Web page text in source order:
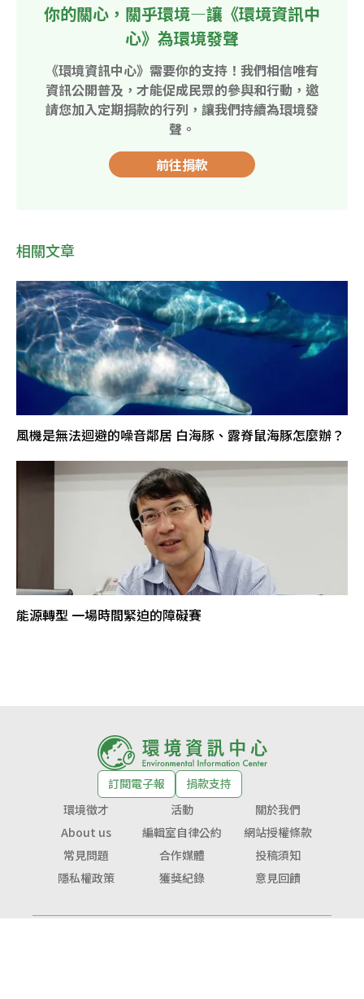
你的關心，關乎環境—讓《環境資訊中
心》為環境發聲
《環境資訊中心》需要你的支持！我們相信唯有
資訊公開普及，才能促成民眾的參與和行動，邀
請您加入定期捐款的行列，讓我們持續為環境發
聲。
前往捐款
相關文章
風機是無法迴避的噪音鄰居 白海豚、露脊鼠海豚怎麼辦？
能源轉型 一場時間緊迫的障礙賽
訂閱電子報
捐款支持
環境徵才
活動
關於我們
About us
編輯室自律公約
網站授權條款
常見問題
合作媒體
投稿須知
隱私權政策
獲獎紀錄 意見回饋